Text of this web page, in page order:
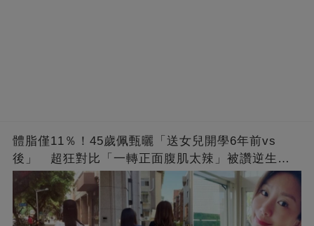
體脂僅11％！45歲佩甄曬「送女兒開學6年前vs
後」 超狂對比「一轉正面腹肌太辣」被讚逆生
長：媽媽變姊姊❤